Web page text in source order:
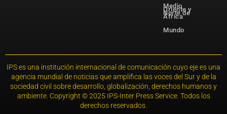
Medio
Oriente y
Norte de
África
Mundo
IPS es una institución internacional de comunicación cuyo eje es una
agencia mundial de noticias que amplifica las voces del Sur y de la
sociedad civil sobre desarrollo, globalización, derechos humanos y
ambiente. Copyright © 2025 IPS-Inter Press Service. Todos los
derechos reservados.